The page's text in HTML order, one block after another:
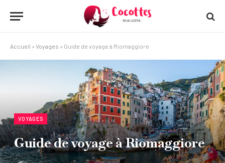
Accueil » Voyages » Guide de voyage à Riomaggiore
VOYAGES
Guide de voyage à Riomaggiore